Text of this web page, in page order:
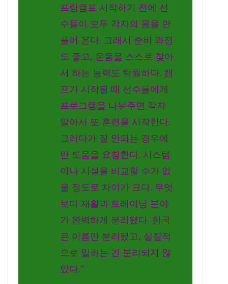
프링캠프 시작하기 전에 선
수들이 모두 각자의 몸을 만
들어 온다. 그래서 준비 과정
도 좋고, 운동을 스스로 찾아
서 하는 능력도 탁월하다. 캠
프가 시작될 때 선수들에게
프로그램을 나눠주면 각자
알아서 또 훈련을 시작한다.
그러다가 잘 안되는 경우에
만 도움을 요청한다. 시스템
이나 시설을 비교할 수가 없
을 정도로 차이가 크다. 무엇
보다 재활과 트레이닝 분야
가 완벽하게 분리됐다. 한국
은 이름만 분리됐고, 실질적
으로 일하는 건 분리되지 않
았다.”